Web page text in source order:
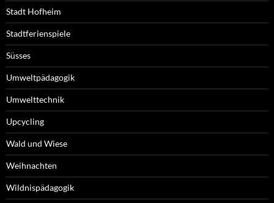
Stadt Hofheim
Stadtferienspiele
Süsses
Umweltpädagogik
Umwelttechnik
Upcycling
Wald und Wiese
Weihnachten
Wildnispädagogik